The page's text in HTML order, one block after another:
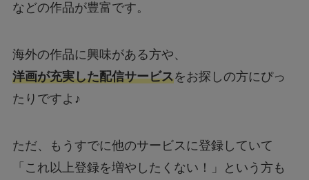
などの作品が豊富です。
海外の作品に興味がある方や、
洋画が充実した配信サービスをお探しの方にぴっ
たりですよ♪
ただ、もうすでに他のサービスに登録していて
「これ以上登録を増やしたくない！」という方も